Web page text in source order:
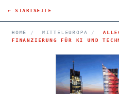
← STARTSEITE
HOME / MITTELEUROPA /
FINANZIERUNG FÜR KI UND